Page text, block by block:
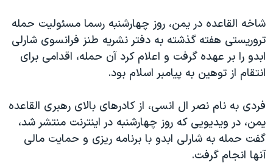
دادگاه حمید نوری
چهل سال گروگان‌گیری
قانون شفافیت دارائی کادر رهبری ایران
اعتراضات مردمی آبان ۹۸
اسرائیل در جنگ
نرگس محمدی برنده جایزه نوبل صلح
شاخه القاعده در یمن، روز چهارشنبه رسما مسئولیت حمله
تروریستی هفته گذشته به دفتر نشریه طنز فرانسوی شارلی
ابدو را بر عهده گرفت و اعلام کرد آن حمله، اقدامی برای
انتقام از توهین به پیامبر اسلام بود.
فردی به نام نصر ال انسی، از کادرهای بالای رهبری القاعده
يمن، در ويديویی که روز چهارشنبه در اينترنت منتشر شد،
گفت حمله به شارلی ابدو با برنامه ريزی و حمايت مالی
آنها انجام گرفت.